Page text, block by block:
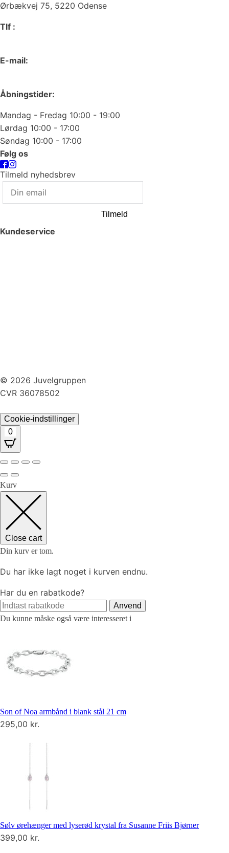
Ørbækvej 75, 5220 Odense
Tlf :
E-mail:
Åbningstider:
Mandag - Fredag 10:00 - 19:00
Lørdag 10:00 - 17:00
Søndag 10:00 - 17:00
Følg os
Tilmeld nyhedsbrev
Tilmeld
Kundeservice
© 2026 Juvelgruppen
CVR 36078502
Cookie-indstillinger
0
Kurv
Close cart
Din kurv er tom.
Du har ikke lagt noget i kurven endnu.
Har du en rabatkode?
Anvend
Du kunne måske også være interesseret i
Son of Noa armbånd i blank stål 21 cm
295,00 kr.
Sølv ørehænger med lyserød krystal fra Susanne Friis Bjørner
399,00 kr.